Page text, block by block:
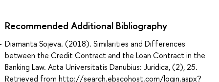
Recommended Additional Bibliography
Diamanta Sojeva. (2018). Similarities and Differences
between the Credit Contract and the Loan Contract in the
Banking Law. Acta Universitatis Danubius: Juridica, (2), 25.
Retrieved from http://search.ebscohost.com/login.aspx?